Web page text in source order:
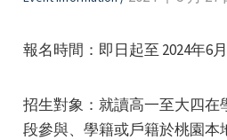
報名時間：即日起至 2024年6月
招生對象：就讀高一至大四在
段參與、學籍或戶籍於桃園本